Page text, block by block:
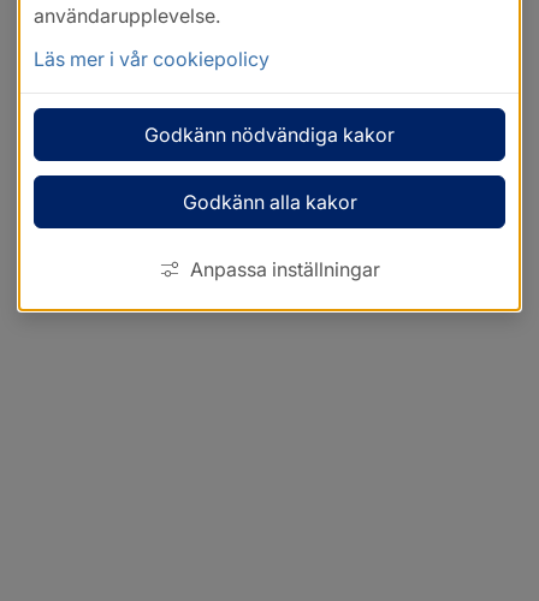
användarupplevelse.
Läs mer i vår cookiepolicy
Godkänn nödvändiga kakor
Godkänn alla kakor
Anpassa inställningar